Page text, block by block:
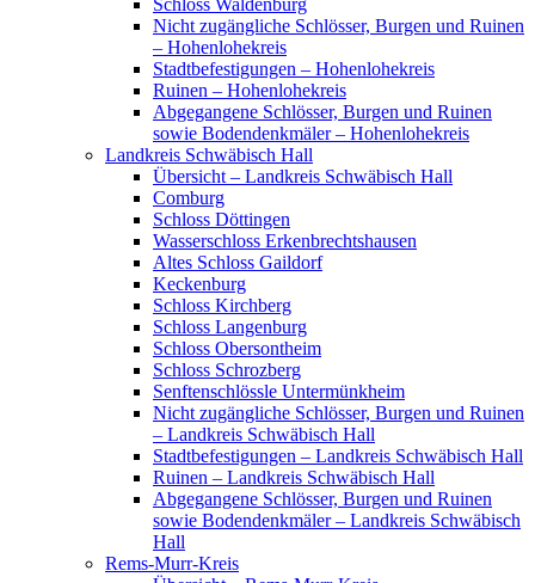
Schloss Waldenburg
Nicht zugängliche Schlösser, Burgen und Ruinen
– Hohenlohekreis
Stadtbefestigungen – Hohenlohekreis
Ruinen – Hohenlohekreis
Abgegangene Schlösser, Burgen und Ruinen
sowie Bodendenkmäler – Hohenlohekreis
Landkreis Schwäbisch Hall
Übersicht – Landkreis Schwäbisch Hall
Comburg
Schloss Döttingen
Wasserschloss Erkenbrechtshausen
Altes Schloss Gaildorf
Keckenburg
Schloss Kirchberg
Schloss Langenburg
Schloss Obersontheim
Schloss Schrozberg
Senftenschlössle Untermünkheim
Nicht zugängliche Schlösser, Burgen und Ruinen
– Landkreis Schwäbisch Hall
Stadtbefestigungen – Landkreis Schwäbisch Hall
Ruinen – Landkreis Schwäbisch Hall
Abgegangene Schlösser, Burgen und Ruinen
sowie Bodendenkmäler – Landkreis Schwäbisch
Hall
Rems-Murr-Kreis